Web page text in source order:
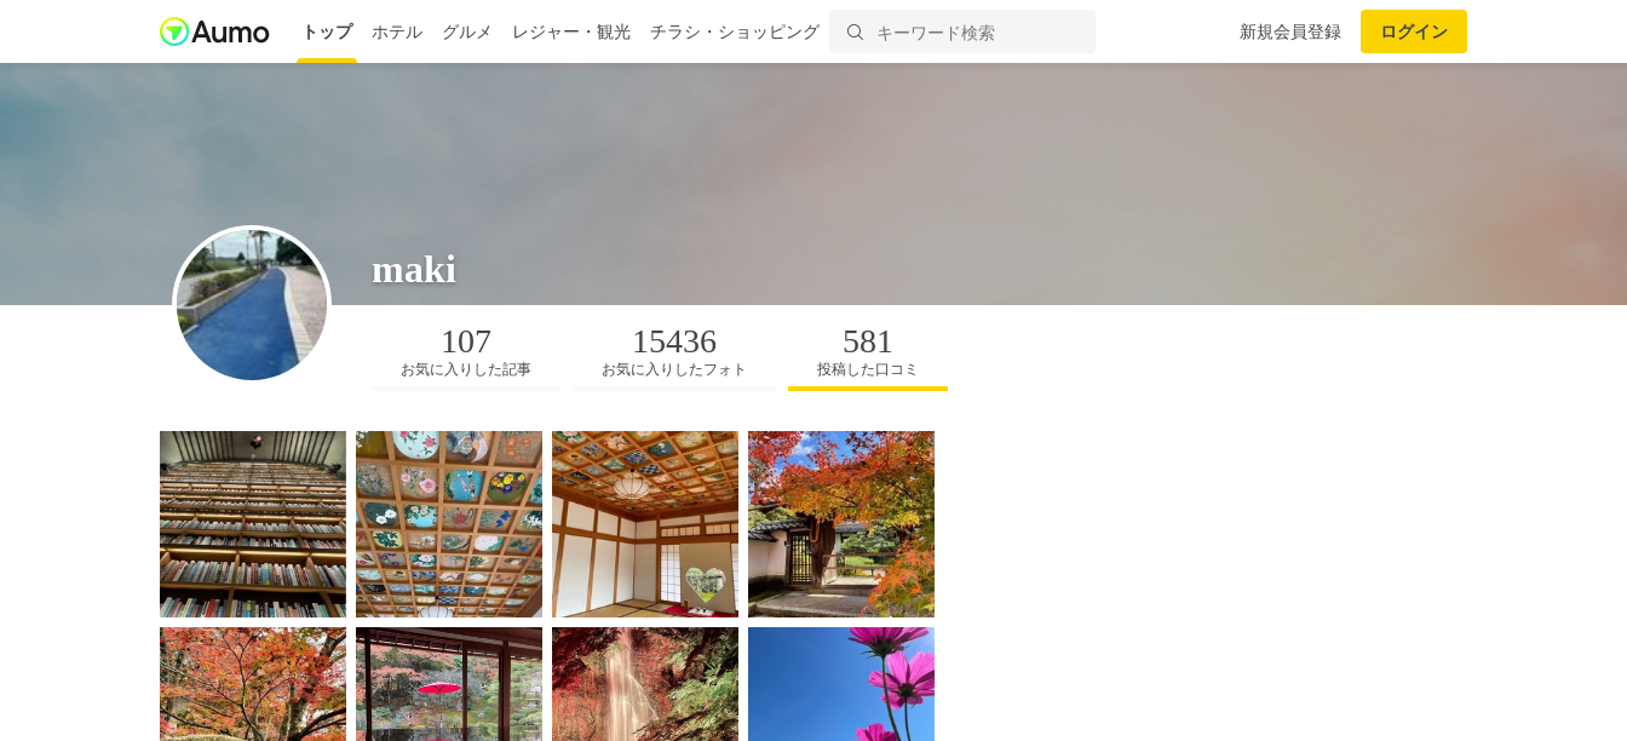
トップ ホテル グルメ レジャー・観光 チラシ・ショッピング 新規会員登録 ログイン
maki
107
お気に入りした記事
15436
お気に入りしたフォト
581
投稿した口コミ